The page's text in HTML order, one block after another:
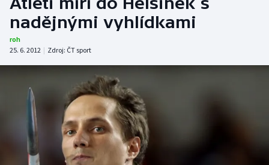
Hokej
Atletika
Cyklistika
DALŠÍ SPORTY
Americký fotbal
NEPŘEHLÉDNĚTE
nadějnými vyhlídkami
roh
25. 6. 2012 | Zdroj: ČT sport